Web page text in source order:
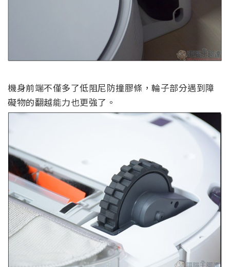
機身前端不僅多了低阻尼防撞膠條，輪子部分遇到障
礙物的翻越能力也更強了。